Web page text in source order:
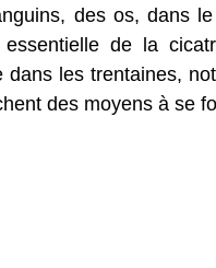
des os, dans
de la
les trentaines,
des moyens à se